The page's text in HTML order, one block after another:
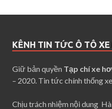
KÊNH TIN TỨC Ô TÔ
Giữ bản quyền Tạp chí xe
– 2020. Tin tức chính thống
Chịu trách nhiệm nội dung Hà